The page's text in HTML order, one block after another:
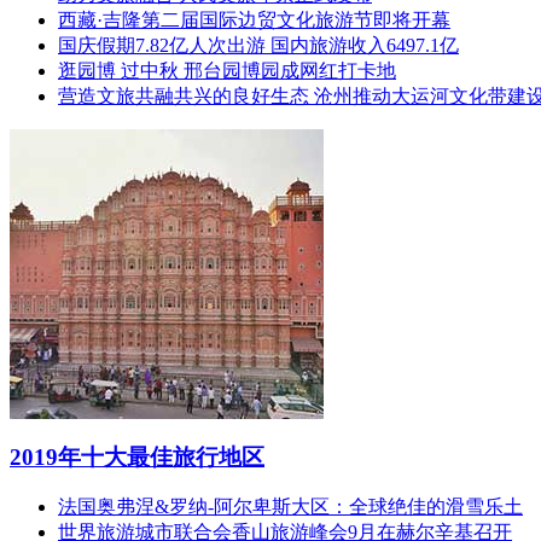
西藏·吉隆第二届国际边贸文化旅游节即将开幕
国庆假期7.82亿人次出游 国内旅游收入6497.1亿
逛园博 过中秋 邢台园博园成网红打卡地
营造文旅共融共兴的良好生态 沧州推动大运河文化带建
2019年十大最佳旅行地区
法国奥弗涅&罗纳-阿尔卑斯大区：全球绝佳的滑雪乐土
世界旅游城市联合会香山旅游峰会9月在赫尔辛基召开